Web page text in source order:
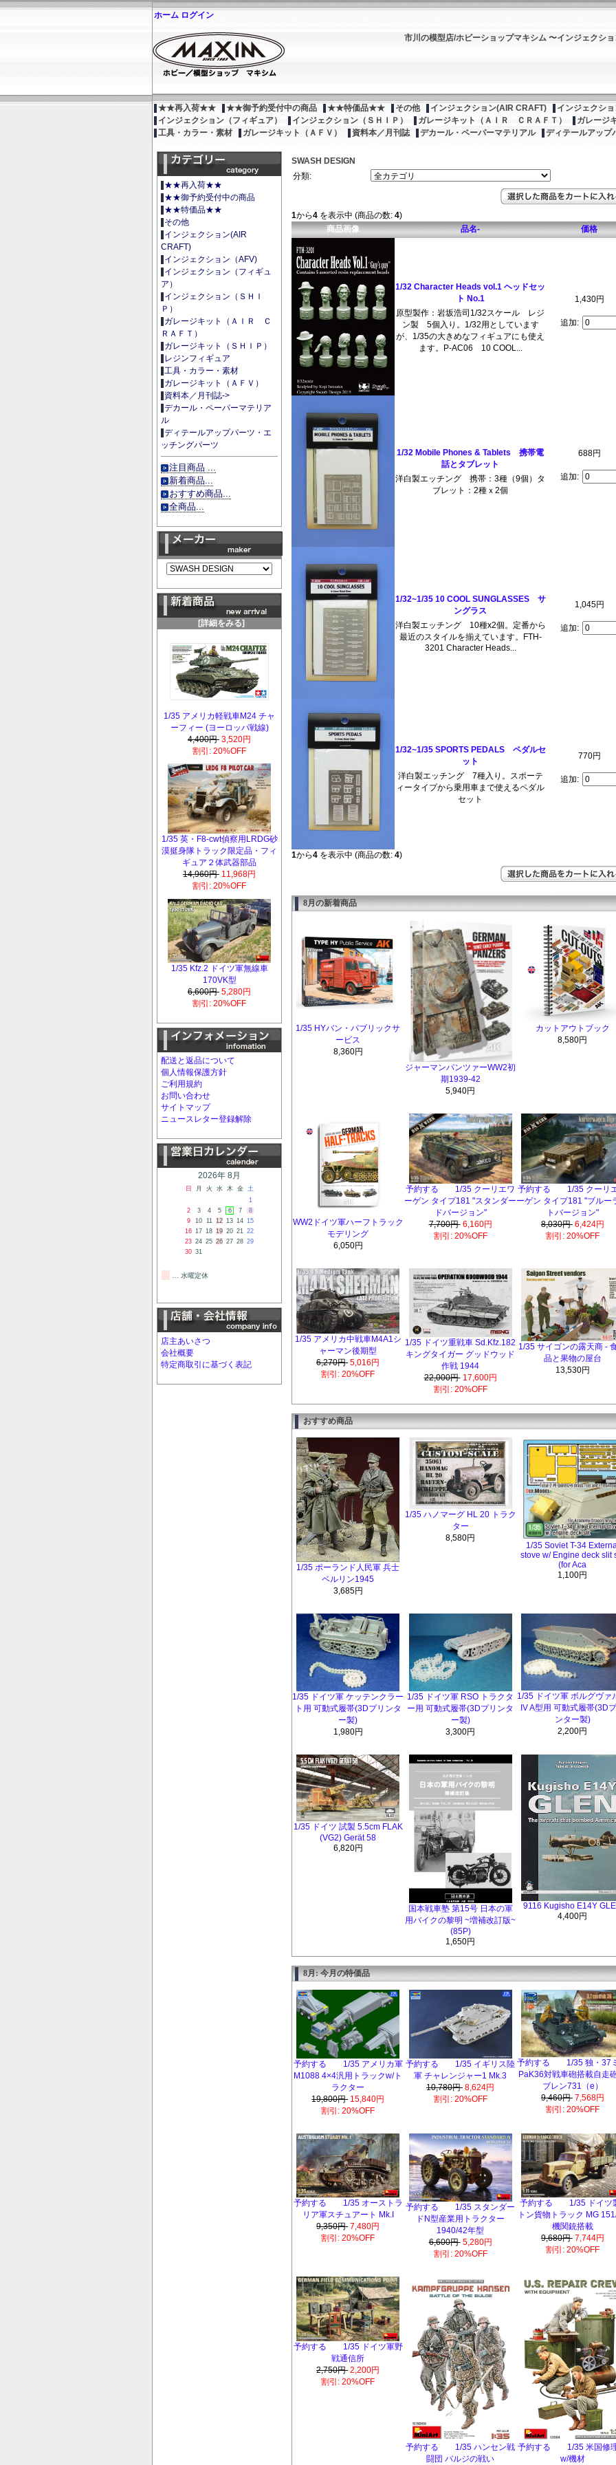
ホーム ログイン
市川の模型店/ホビーショップマキシム 〜インジェクシ
★★再入荷★★ ★★御予約受付中の商品 ★★特価品★★ その他 インジェクション(AIR CRAFT)
インジェクシ
インジェクション（フィギュア）
インジェクション（ＳＨＩＰ） ガレージキット（ＡＩＲ ＣＲＡＦＴ）
ガレージ
工具・カラー・素材
ガレージキット（ＡＦＶ） 資料本／月刊誌 デカール・ペーパーマテリアル ディテールアップ
★★再入荷★★
★★御予約受付中の商品
★★特価品★★
その他
インジェクション(AIR
CRAFT)
インジェクション（AFV)
インジェクション（フィギュ
ア）
インジェクション（ＳＨＩ
Ｐ）
ガレージキット（ＡＩＲ Ｃ
ＲＡＦＴ）
ガレージキット（ＳＨＩＰ）
レジンフィギュア
工具・カラー・素材
ガレージキット（ＡＦＶ）
資料本／月刊誌->
デカール・ペーパーマテリア
ル
ディテールアップパーツ・エ
ッチングパーツ
注目商品 ...
新着商品...
おすすめ商品...
全商品...
[詳細をみる]
1/35 アメリカ軽戦車M24 チャ
ーフィー (ヨーロッパ戦線)
4,400円 3,520円
割引: 20%OFF
1/35 英・F8-cwt偵察用LRDG砂
漠挺身隊トラック限定品・フィ
ギュア２体武器部品
14,960円 11,968円
割引: 20%OFF
1/35 Kfz.2 ドイツ軍無線車
170VK型
6,600円 5,280円
割引: 20%OFF
配送と返品について
個人情報保護方針
ご利用規約
お問い合わせ
サイトマップ
ニュースレター登録解除
2026年 8月
日 月 火 水 木 金
土
1
2
3 4 5 6 7
8
9
10 11 12 13 14 15
16 17 18 19 20 21 22
23 24 25 26 27 28 29
30 31
… 水曜定休
店主あいさつ
会社概要
特定商取引に基づく表記
SWASH DESIGN
分類:
1から4を表示中 (商品の数: 4)
商品画像
品名- 価格
1/32 Character Heads vol.1 ヘッドセッ
ト No.1
原型製作：岩坂浩司1/32スケール レジ
ン製 5個入り。1/32用としています
が、1/35の大きめなフィギュアにも使え
ます。P-AC06 10 COOL...
1,430円
追加:
1/32 Mobile Phones & Tablets 携帯電
話とタブレット
洋白製エッチング 携帯：3種（9個）タ
ブレット：2種ｘ2個
688円
追加:
1/32~1/35 10 COOL SUNGLASSES サ
ングラス
洋白製エッチング 10種x2個。定番から
最近のスタイルを揃えています。FTH-
3201 Character Heads...
1,045円
追加:
1/32~1/35 SPORTS PEDALS ペダルセ
ット
洋白製エッチング 7種入り。スポーテ
ィータイプから乗用車まで使えるペダル
セット
770円
追加:
1から4を表示中 (商品の数: 4)
8月の新着商品
1/35 HYバン・パブリックサ
ービス
8,360円
ジャーマンパンツァーWW2初
期1939-42
5,940円
カットアウトブック
8,580円
WW2ドイツ軍ハーフトラック
モデリング
6,050円
予約する 1/35 クーリエワ
ーゲン タイプ181 "スタンダー
ドバージョン"
7,700円 6,160円
割引: 20%OFF
予約する 1/35 クーリ
ーゲン タイプ181 "ブルー
トバージョン"
8,030円 6,424円
割引: 20%OFF
1/35 アメリカ中戦車M4A1シ
ャーマン後期型
6,270円 5,016円
割引: 20%OFF
1/35 ドイツ重戦車 Sd.Kfz.182
キングタイガー グッドウッド
作戦 1944
22,000円 17,600円
割引: 20%OFF
1/35 サイゴンの露天商 -
品と果物の屋台
13,530円
おすすめ商品
1/35 ポーランド人民軍 兵士
ベルリン1945
3,685円
1/35 ハノマーグ HL 20 トラク
ター
8,580円
1/35 Soviet T-34
stove w/ Engine deck slit
(for Aca
1,100円
1/35 ドイツ軍 ケッテンクラー
ト用 可動式履帯(3Dプリンタ
ー製)
1,980円
1/35 ドイツ軍 RSO トラクタ
ー用 可動式履帯(3Dプリンタ
ー製)
3,300円
1/35 ドイツ軍 ボルグヴァ
IV A型用 可動式履帯(3D
ンター製)
2,200円
1/35 ドイツ 試製 5.5cm FLAK
(VG2) Gerät 58
6,820円
国本戦車塾 第15号 日本の軍
用バイクの黎明 ~増補改訂版~
(85P)
1,650円
9116 Kugisho E14Y
4,400円
8月: 今月の特価品
予約する 1/35 アメリカ軍
M1088 4×4汎用トラックw/ト
ラクター
19,800円 15,840円
割引: 20%OFF
予約する 1/35 イギリス陸
軍 チャレンジャー1 Mk.3
10,780円 8,624円
割引: 20%OFF
予約する 1/35 独・37
PaK36対戦車砲搭載自走
ブレン731（e）
9,460円 7,568円
割引: 20%OFF
予約する 1/35 オーストラ
リア軍スチュアート Mk.I
9,350円 7,480円
割引: 20%OFF
予約する 1/35 スタンダー
ドN型産業用トラクター
1940/42年型
6,600円 5,280円
割引: 20%OFF
予約する 1/35 ドイツ
トン貨物トラック MG
機関銃搭載
9,680円 7,744円
割引: 20%OFF
予約する 1/35 ドイツ軍野
戦通信所
2,750円 2,200円
割引: 20%OFF
予約する 1/35 ハンセン戦
闘団 バルジの戦い
予約する 1/35 米国修
w/機材